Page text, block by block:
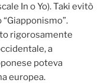
In o Yo). Taki evitò
rigorosamente
a
poteva
europea.